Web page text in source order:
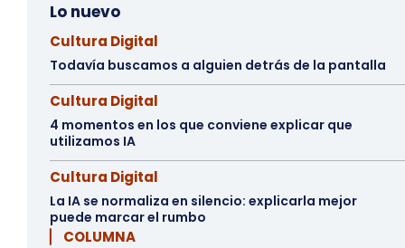
Lo nuevo
Cultura Digital
Todavía buscamos a alguien detrás de la pantalla
Cultura Digital
4 momentos en los que conviene explicar que
utilizamos IA
Cultura Digital
La IA se normaliza en silencio: explicarla mejor
puede marcar el rumbo
▏ COLUMNA